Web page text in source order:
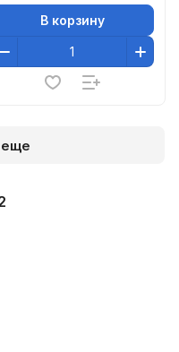
В корзину
еще